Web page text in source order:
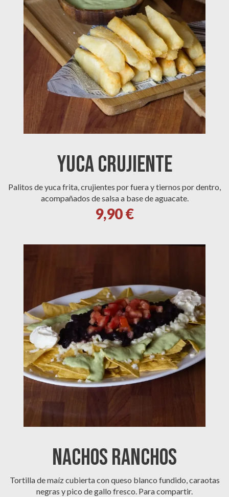
Yuca Crujiente
Palitos de yuca frita, crujientes por fuera y tiernos por dentro,
acompañados de salsa a base de aguacate.
9,90 €
Nachos Ranchos
Tortilla de maíz cubierta con queso blanco fundido, caraotas
negras y pico de gallo fresco. Para compartir.